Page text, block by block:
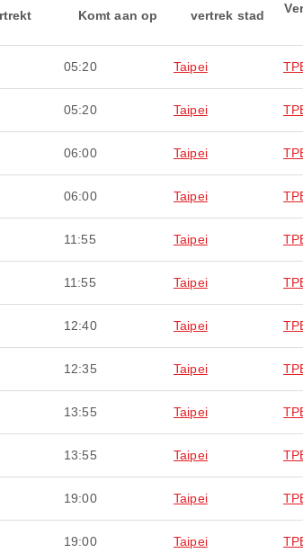
Komt aan op vertrek stad
05:20 Taipei
05:20 Taipei
06:00 Taipei
06:00 Taipei
11:55 Taipei
11:55 Taipei
12:40 Taipei
12:35 Taipei
13:55 Taipei
13:55 Taipei
19:00 Taipei
19:00 Taipei